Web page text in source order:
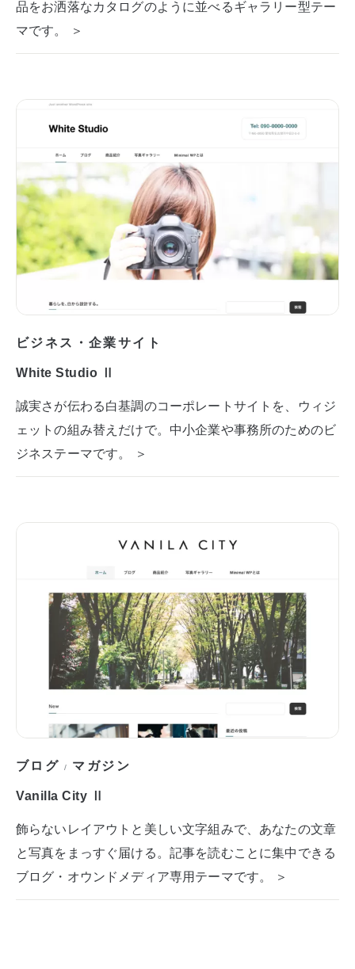
品をお洒落なカタログのように並べるギャラリー型テー
マです。 ＞
ビジネス・企業サイト
White Studio Ⅱ
誠実さが伝わる白基調のコーポレートサイトを、ウィジ
ェットの組み替えだけで。中小企業や事務所のためのビ
ジネステーマです。 ＞
ブログ / マガジン
Vanilla City Ⅱ
飾らないレイアウトと美しい文字組みで、あなたの文章
と写真をまっすぐ届ける。記事を読むことに集中できる
ブログ・オウンドメディア専用テーマです。 ＞